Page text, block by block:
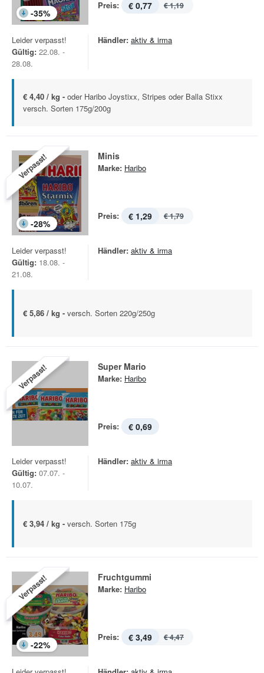
-35%
Preis: € 0,77 € 1,19
Leider verpasst!
Gültig: 22.08. -
28.08.
Händler: aktiv & irma
€ 4,40 / kg - oder Haribo Joystixx, Stripes oder Balla Stixx
versch. Sorten 175g/200g
Verpasst!
-28%
Minis
Marke: Haribo
Preis: € 1,29 € 1,79
Leider verpasst!
Gültig: 18.08. -
21.08.
Händler: aktiv & irma
€ 5,86 / kg - versch. Sorten 220g/250g
Verpasst! Super Mario
Marke: Haribo
Preis: € 0,69
Leider verpasst!
Gültig: 07.07. -
10.07.
Händler: aktiv & irma
€ 3,94 / kg - versch. Sorten 175g
Verpasst!
-22%
Fruchtgummi
Marke: Haribo
Preis: € 3,49 € 4,47